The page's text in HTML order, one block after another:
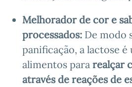
Melhorador de cor e
processados: De modo
panificação, a lactose é
alimentos para realçar
através de reações de